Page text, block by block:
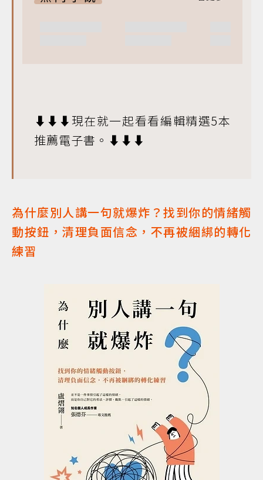
⬇️⬇️⬇️現在就一起看看編輯精選5本
推薦電子書。⬇️⬇️⬇️
為什麼別人講一句就爆炸？找到你的情緒觸
動按鈕，清理負面信念，不再被綑綁的轉化
練習